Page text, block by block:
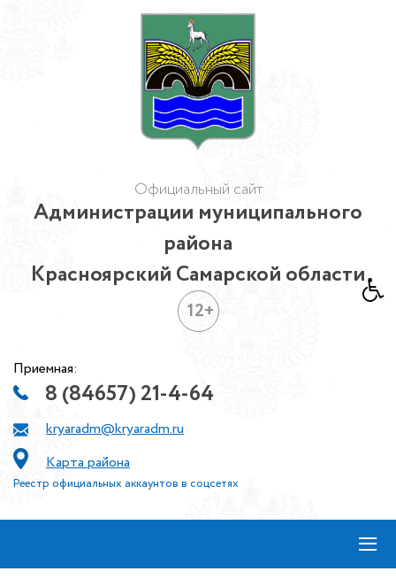
Официальный сайт
Администрации муниципального
района
Красноярский Самарской области
12+
Приемная:
8 (84657) 21-4-64
kryaradm@kryaradm.ru
Карта района
Реестр официальных аккаунтов в соцсетях
≡